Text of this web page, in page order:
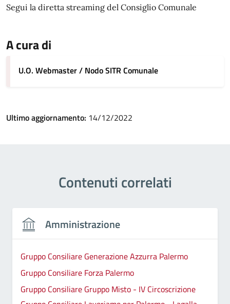
Segui la diretta streaming del Consiglio Comunale
A cura di
U.O. Webmaster / Nodo SITR Comunale
Ultimo aggiornamento: 14/12/2022
Contenuti correlati
Amministrazione
Gruppo Consiliare Generazione Azzurra Palermo
Gruppo Consiliare Forza Palermo
Gruppo Consiliare Gruppo Misto - IV Circoscrizione